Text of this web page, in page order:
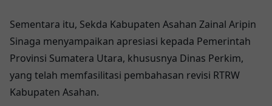
Sementara itu, Sekda Kabupaten Asahan Zainal Aripin
Sinaga menyampaikan apresiasi kepada Pemerintah
Provinsi Sumatera Utara, khususnya Dinas Perkim,
yang telah memfasilitasi pembahasan revisi RTRW
Kabupaten Asahan.